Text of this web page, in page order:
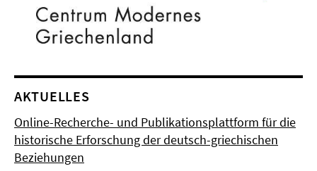
AKTUELLES
Online-Recherche- und Publikationsplattform für die
historische Erforschung der deutsch-griechischen
Beziehungen